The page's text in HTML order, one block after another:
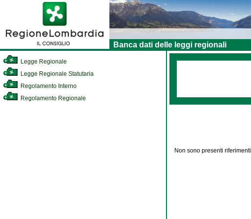
Banca dati delle leggi regionali
Legge Regionale
Legge Regionale Statutaria
Regolamento Interno
Regolamento Regionale
Non sono presenti riferimenti